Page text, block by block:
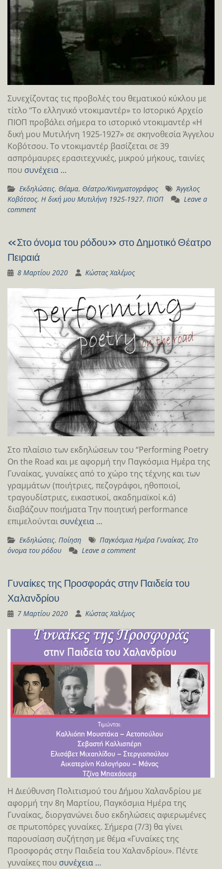
Συνεχίζοντας τις προβολές του θεματικού κύκλου με
τίτλο “Το ελληνικό ντοκιμαντέρ» το Ιστορικό Αρχείο
ΠΙΟΠ προβάλει σήμερα το ιστορικό ντοκιμαντέρ «Η
δική μου Μυτιλήνη 1925-1927» σε σκηνοθεσία Άγγελου
Κοβότσου. Το ντοκιμαντέρ βασίζεται σε 39
ασπρόμαυρες ερασιτεχνικές, μικρού μήκους, ταινίες
που συνέχεια …
Εκδηλώσεις, Θέαμα, Θέατρο/Κινηματογράφος
Άγγελος
Κοβότσος, Η δική μου Μυτιλήνη 1925-1927, ΠΙΟΠ
Leave a
comment
«Στο όνομα του ρόδου» στο Δημοτικό Θέατρο
Πειραιά
8 Μαρτίου 2020 Κώστας Χαλέμος
Στο πλαίσιο των εκδηλώσεων του “Performing Poetry
On the Road και με αφορμή την Παγκόσμια Ημἐρα της
Γυναίκας, γυναίκες από το χώρο της τέχνης και των
γραμμάτων (ποιήτριες, πεζογράφοι, ηθοποιοί,
τραγουδίστριες, εικαστικοί, ακαδημαϊκοί κ.ά)
διαβάζουν ποιήματα Την ποιητική performance
επιμελούνται συνέχεια …
Εκδηλώσεις, Ποίηση Παγκόσμια Ημέρα Γυναίκας, Στο
όνομα του ρόδου
Leave a comment
Γυναίκες της Προσφοράς στην Παιδεία του
Χαλανδρίου
7 Μαρτίου 2020 Κώστας Χαλέμος
Η Διεύθυνση Πολιτισμού του Δήμου Χαλανδρίου με
αφορμή την 8η Μαρτίου, Παγκόσμια Ημέρα της
Γυναίκας, διοργανώνει δυο εκδηλώσεις αφιερωμένες
σε πρωτοπόρες γυναίκες. Σήμερα (7/3) θα γίνει
παρουσίαση συζήτηση με θέμα «Γυναίκες της
Προσφοράς στην Παιδεία του Χαλανδρίου». Πέντε
γυναίκες που συνέχεια …